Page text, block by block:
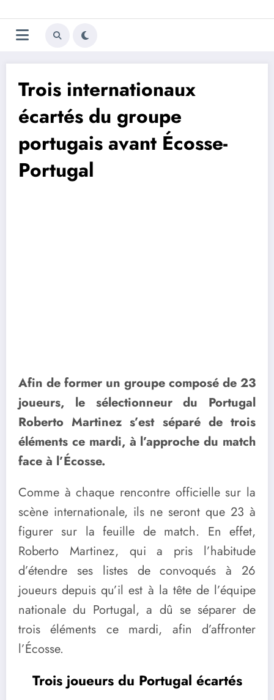
au
contenu
Trivela
L'actualité du football
Trois internationaux
écartés du groupe
portugais avant Écosse-
Portugal
Afin de former un groupe composé de 23
joueurs, le sélectionneur du Portugal
Roberto Martinez s’est séparé de trois
éléments ce mardi, à l’approche du match
face à l’Écosse.
Comme à chaque rencontre officielle sur la
scène internationale, ils ne seront que 23 à
figurer sur la feuille de match. En effet,
Roberto Martinez, qui a pris l’habitude
d’étendre ses listes de convoqués à 26
joueurs depuis qu’il est à la tête de l’équipe
nationale du Portugal, a dû se séparer de
trois éléments ce mardi, afin d’affronter
l’Écosse.
Trois joueurs du Portugal écartés